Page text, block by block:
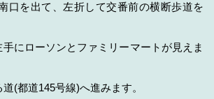
口を出て、左折して交番前の横断歩道を
にローソンとファミリーマートが見えま
(都道145号線)へ進みます。